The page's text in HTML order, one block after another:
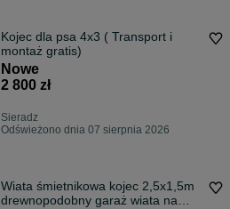
Kojec dla psa 4x3 ( Transport i
montaż gratis)
Nowe
2 800 zł
Sieradz
Odświeżono dnia 07 sierpnia 2026
Wiata śmietnikowa kojec 2,5x1,5m
drewnopodobny garaż wiata na